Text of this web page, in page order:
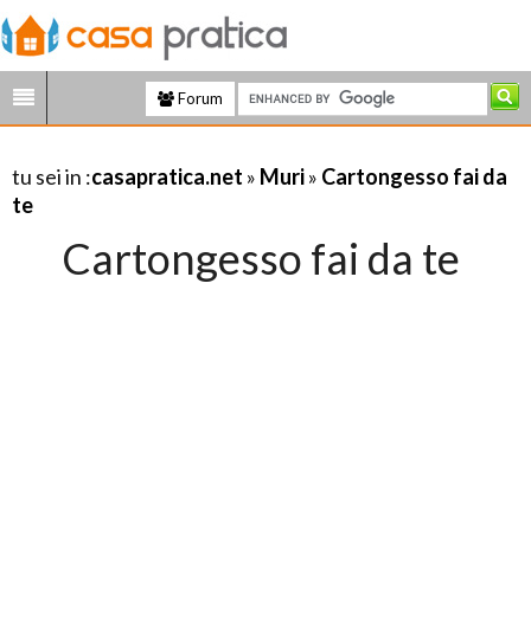
Forum
tu sei in :casapratica.net » Muri» Cartongesso fai da
te
Cartongesso fai da te